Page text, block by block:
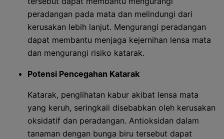
peradangan pada mata dan melindungi dari
kerusakan lebih lanjut. Mengurangi peradangan
dapat membantu menjaga kejernihan lensa mata
dan mengurangi risiko katarak.
Potensi Pencegahan Katarak
Katarak, penglihatan kabur akibat lensa mata
yang keruh, seringkali disebabkan oleh kerusakan
oksidatif dan peradangan. Antioksidan dalam
tanaman dengan bunga biru tersebut dapat